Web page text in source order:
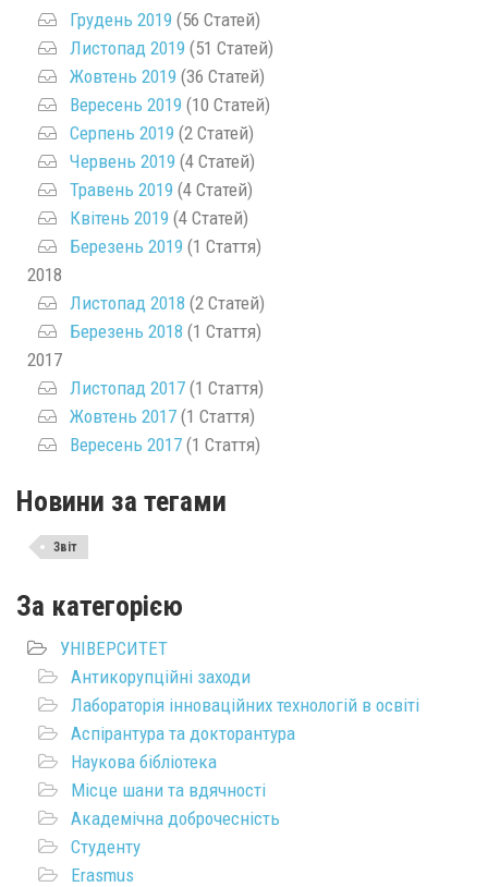
Грудень 2019 (56 Статей)
Листопад 2019 (51 Статей)
Жовтень 2019 (36 Статей)
Вересень 2019 (10 Статей)
Серпень 2019 (2 Статей)
Червень 2019 (4 Статей)
Травень 2019 (4 Статей)
Квітень 2019 (4 Статей)
Березень 2019 (1 Стаття)
2018
Листопад 2018 (2 Статей)
Березень 2018 (1 Стаття)
2017
Листопад 2017 (1 Стаття)
Жовтень 2017 (1 Стаття)
Вересень 2017 (1 Стаття)
Новини за тегами
Звіт
За категорією
УНІВЕРСИТЕТ
Антикорупційні заходи
Лабораторія інноваційних технологій в освіті
Аспірантура та докторантура
Наукова бібліотека
Місце шани та вдячності
Академічна доброчесність
Студенту
Erasmus